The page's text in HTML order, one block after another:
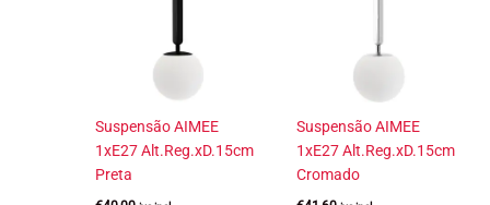
Suspensão AIMEE
1xE27 Alt.Reg.xD.15cm
Preta
Suspensão AIMEE
1xE27 Alt.Reg.xD.15cm
Cromado